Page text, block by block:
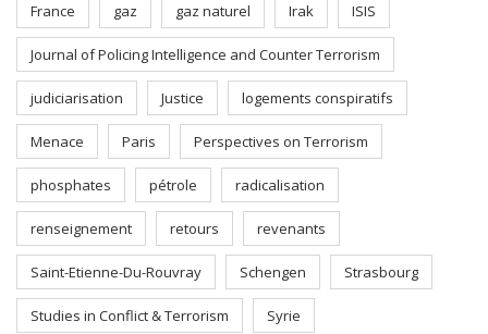
France gaz gaz naturel Irak ISIS
Journal of Policing Intelligence and Counter Terrorism
judiciarisation Justice logements conspiratifs
Menace Paris Perspectives on Terrorism
phosphates pétrole radicalisation
renseignement retours revenants
Saint-Etienne-Du-Rouvray Schengen Strasbourg
Studies in Conflict & Terrorism Syrie